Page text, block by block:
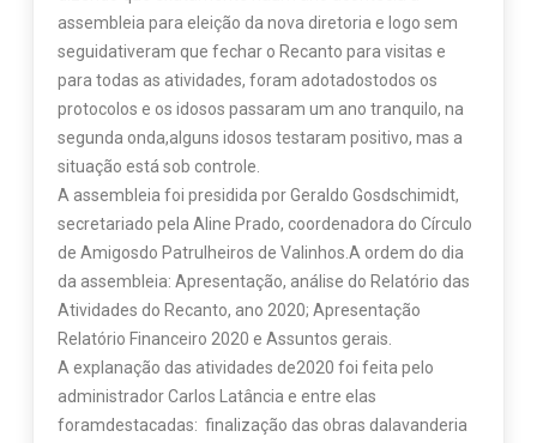
assembleia para eleição da nova diretoria e logo sem
seguidativeram que fechar o Recanto para visitas e
para todas as atividades, foram adotadostodos os
protocolos e os idosos passaram um ano tranquilo, na
segunda onda,alguns idosos testaram positivo, mas a
situação está sob controle.
A assembleia foi presidida por Geraldo Gosdschimidt,
secretariado pela Aline Prado, coordenadora do Círculo
de Amigosdo Patrulheiros de Valinhos.A ordem do dia
da assembleia: Apresentação, análise do Relatório das
Atividades do Recanto, ano 2020; Apresentação
Relatório Financeiro 2020 e Assuntos gerais.
A explanação das atividades de2020 foi feita pelo
administrador Carlos Latância e entre elas
foramdestacadas: finalização das obras dalavanderia